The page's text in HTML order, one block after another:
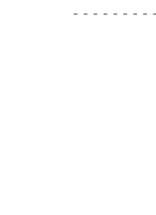
- - - - - - - -